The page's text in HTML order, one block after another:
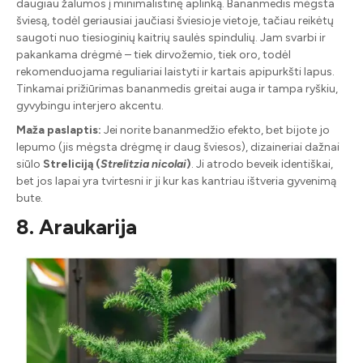
daugiau žalumos į minimalistinę aplinką. Bananmedis mėgsta
šviesą, todėl geriausiai jaučiasi šviesioje vietoje, tačiau reikėtų
saugoti nuo tiesioginių kaitrių saulės spindulių. Jam svarbi ir
pakankama drėgmė – tiek dirvožemio, tiek oro, todėl
rekomenduojama reguliariai laistyti ir kartais apipurkšti lapus.
Tinkamai prižiūrimas bananmedis greitai auga ir tampa ryškiu,
gyvybingu interjero akcentu.
Maža paslaptis: Jei norite bananmedžio efekto, bet bijote jo
lepumo (jis mėgsta drėgmę ir daug šviesos), dizaineriai dažnai
siūlo Streliciją (Strelitzia nicolai). Ji atrodo beveik identiškai,
bet jos lapai yra tvirtesni ir ji kur kas kantriau ištveria gyvenimą
bute.
8. Araukarija